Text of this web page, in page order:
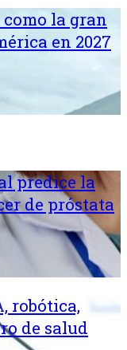
como la gran
en 2027
predice la
de próstata
robótica,
de salud